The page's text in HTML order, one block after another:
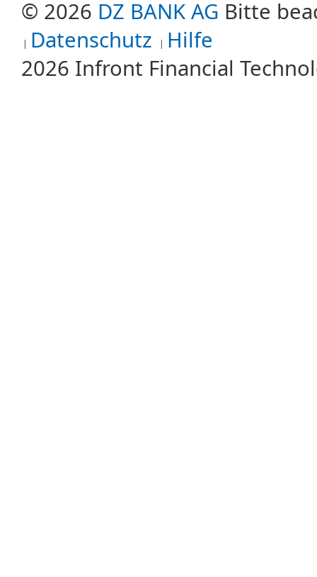
© 2026 DZ BANK AG Bitte
Datenschutz Hilfe
2026 Infront Financial